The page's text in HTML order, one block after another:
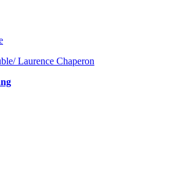
Laurence Chaperon